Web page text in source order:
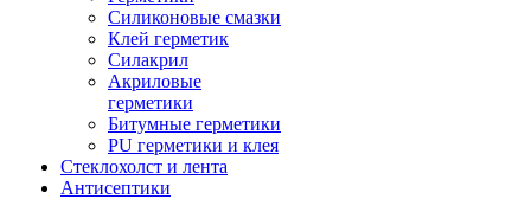
Силиконовые смазки
Клей герметик
Силакрил
Акриловые
герметики
Битумные герметики
PU герметики и клея
Стеклохолст и лента
Антисептики